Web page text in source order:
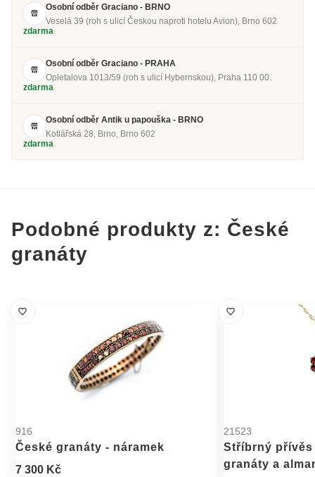
Osobní odběr Graciano - BRNO
Veselá 39 (roh s ulicí Českou naproti hotelu Avion), Brno 602
zdarma
Osobní odběr Graciano - PRAHA
Opletalova 1013/59 (roh s ulicí Hybernskou), Praha 110 00.
zdarma
Osobní odběr Antik u papouška - BRNO
Kotlářská 28, Brno, Brno 602
zdarma
Podobné produkty z: České
granáty
916
České granáty - náramek
7 300 Kč
21523
Stříbrný přívěs
granáty a